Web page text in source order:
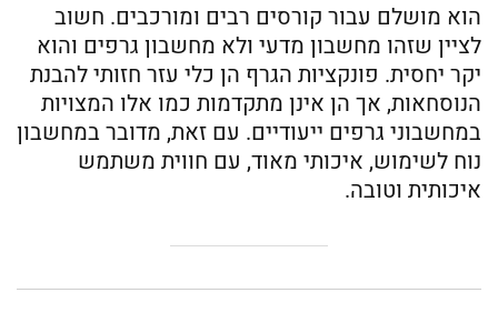
הוא מושלם עבור קורסים רבים ומורכבים. חשוב
לציין שזהו מחשבון מדעי ולא מחשבון גרפים והוא
יקר יחסית. פונקציות הגרף הן כלי עזר חזותי להבנת
הנוסחאות, אך הן אינן מתקדמות כמו אלו המצויות
במחשבוני גרפים ייעודיים. עם זאת, מדובר במחשבון
נוח לשימוש, איכותי מאוד, עם חווית משתמש
איכותית וטובה.